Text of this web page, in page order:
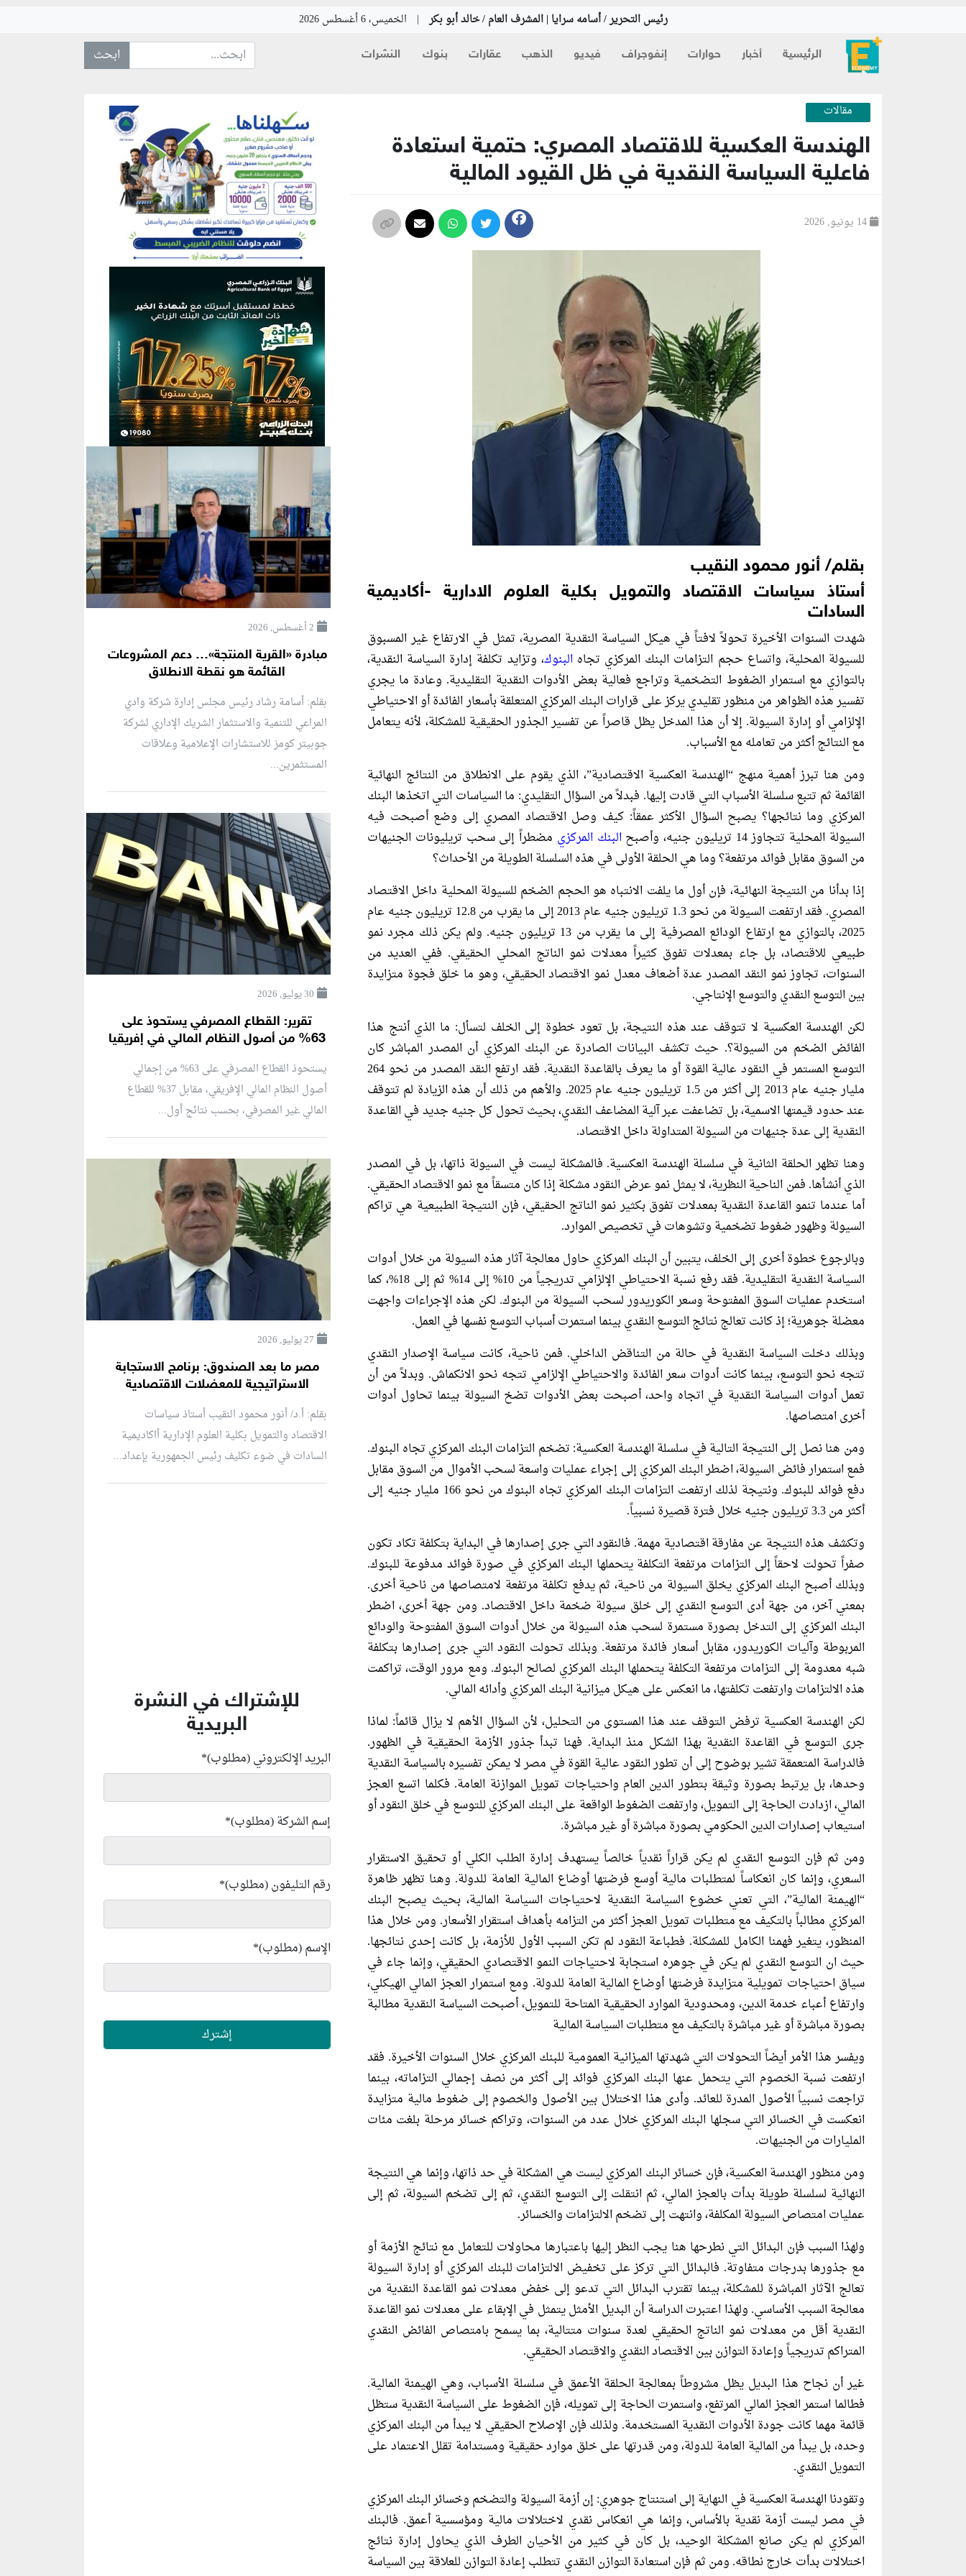
رئيس التحرير / أسامه سرايا | المشرف العام / خالد أبو بكر | الخميس، 6 أغسطس 2026
الرئيسية أخبار حوارات إنفوجراف فيديو الذهب عقارات بنوك النشرات ابحث عن... :
مقالات
الهندسة العكسية للاقتصاد المصري: حتمية استعادة
فاعلية السياسة النقدية في ظل القيود المالية
بقلم/ أنور محمود النقيب
أستاذ سياسات الاقتصاد والتمويل بكلية العلوم الادارية -أكاديمية
السادات
شهدت السنوات الأخيرة تحولاً لافتاً في هيكل السياسة النقدية المصرية، تمثل في الارتفاع غير المسبوق
للسيولة المحلية، واتساع حجم التزامات البنك المركزي تجاهالبنوك، وتزايد تكلفة إدارة السياسة النقدية،
بالتوازي مع استمرار الضغوط التضخمية وتراجع فعالية بعض الأدوات النقدية التقليدية. وعادة ما يجري
تفسير هذه الظواهر من منظور تقليدي يركز على قرارات البنك المركزي المتعلقة بأسعار الفائدة أو الاحتياطي
الإلزامي أو إدارة السيولة. إلا أن هذا المدخل يظل قاصراً عن تفسير الجذور الحقيقية للمشكلة، لأنه يتعامل
مع النتائج أكثر من تعامله مع الأسباب.
ومن هنا تبرز أهمية منهج “الهندسة العكسية الاقتصادية”، الذي يقوم على الانطلاق من النتائج النهائية
القائمة ثم تتبع سلسلة الأسباب التي قادت إليها. فبدلاً من السؤال التقليدي: ما السياسات التي اتخذها البنك
المركزي وما نتائجها؟ يصبح السؤال الأكثر عمقاً: كيف وصل الاقتصاد المصري إلى وضع أصبحت فيه
السيولة المحلية تتجاوز 14 تريليون جنيه، وأصبح
البنك المركزي مضطراً إلى سحب تريليونات الجنيهات
من السوق مقابل فوائد مرتفعة؟ وما هي الحلقة الأولى في هذه السلسلة الطويلة من الأحداث؟
إذا بدأنا من النتيجة النهائية، فإن أول ما يلفت الانتباه هو الحجم الضخم للسيولة المحلية داخل الاقتصاد
المصري. فقد ارتفعت السيولة من نحو 1.3 تريليون جنيه عام 2013 إلى ما يقرب من 12.8 تريليون جنيه عام
2025، بالتوازي مع ارتفاع الودائع المصرفية إلى ما يقرب من 13 تريليون جنيه. ولم يكن ذلك مجرد نمو
طبيعي للاقتصاد، بل جاء بمعدلات تفوق كثيراً معدلات نمو الناتج المحلي الحقيقي. ففي العديد من
السنوات، تجاوز نمو النقد المصدر عدة أضعاف معدل نمو الاقتصاد الحقيقي، وهو ما خلق فجوة متزايدة
بين التوسع النقدي والتوسع الإنتاجي.
لكن الهندسة العكسية لا تتوقف عند هذه النتيجة، بل تعود خطوة إلى الخلف لتسأل: ما الذي أنتج هذا
الفائض الضخم من السيولة؟. حيث تكشف البيانات الصادرة عن البنك المركزي أن المصدر المباشر كان
التوسع المستمر في النقود عالية القوة أو ما يعرف بالقاعدة النقدية. فقد ارتفع النقد المصدر من نحو 264
مليار جنيه عام 2013 إلى أكثر من 1.5 تريليون جنيه عام 2025. والأهم من ذلك أن هذه الزيادة لم تتوقف
عند حدود قيمتها الاسمية، بل تضاعفت عبر آلية المضاعف النقدي، بحيث تحول كل جنيه جديد في القاعدة
النقدية إلى عدة جنيهات من السيولة المتداولة داخل الاقتصاد.
وهنا تظهر الحلقة الثانية في سلسلة الهندسة العكسية. فالمشكلة ليست في السيولة ذاتها، بل في المصدر
الذي أنشأها. فمن الناحية النظرية، لا يمثل نمو عرض النقود مشكلة إذا كان متسقاً مع نمو الاقتصاد الحقيقي.
أما عندما تنمو القاعدة النقدية بمعدلات تفوق بكثير نمو الناتج الحقيقي، فإن النتيجة الطبيعية هي تراكم
السيولة وظهور ضغوط تضخمية وتشوهات في تخصيص الموارد.
وبالرجوع خطوة أخرى إلى الخلف، يتبين أن البنك المركزي حاول معالجة آثار هذه السيولة من خلال أدوات
السياسة النقدية التقليدية. فقد رفع نسبة الاحتياطي الإلزامي تدريجياً من 10% إلى 14% ثم إلى 18%، كما
استخدم عمليات السوق المفتوحة وسعر الكوريدور لسحب السيولة من البنوك. لكن هذه الإجراءات واجهت
معضلة جوهرية؛ إذ كانت تعالج نتائج التوسع النقدي بينما استمرت أسباب التوسع نفسها في العمل.
وبذلك دخلت السياسة النقدية في حالة من التناقض الداخلي. فمن ناحية، كانت سياسة الإصدار النقدي
تتجه نحو التوسع، بينما كانت أدوات سعر الفائدة والاحتياطي الإلزامي تتجه نحو الانكماش. وبدلاً من أن
تعمل أدوات السياسة النقدية في اتجاه واحد، أصبحت بعض الأدوات تضخ السيولة بينما تحاول أدوات
أخرى امتصاصها.
ومن هنا نصل إلى النتيجة التالية في سلسلة الهندسة العكسية: تضخم التزامات البنك المركزي تجاه البنوك.
فمع استمرار فائض السيولة، اضطر البنك المركزي إلى إجراء عمليات واسعة لسحب الأموال من السوق مقابل
دفع فوائد للبنوك. ونتيجة لذلك ارتفعت التزامات البنك المركزي تجاه البنوك من نحو 166 مليار جنيه إلى
أكثر من 3.3 تريليون جنيه خلال فترة قصيرة نسبياً.
وتكشف هذه النتيجة عن مفارقة اقتصادية مهمة. فالنقود التي جرى إصدارها في البداية بتكلفة تكاد تكون
صفراً تحولت لاحقاً إلى التزامات مرتفعة التكلفة يتحملها البنك المركزي في صورة فوائد مدفوعة للبنوك.
وبذلك أصبح البنك المركزي يخلق السيولة من ناحية، ثم يدفع تكلفة مرتفعة لامتصاصها من ناحية أخرى.
بمعني آخر، من جهة أدى التوسع النقدي إلى خلق سيولة ضخمة داخل الاقتصاد. ومن جهة أخرى، اضطر
البنك المركزي إلى التدخل بصورة مستمرة لسحب هذه السيولة من خلال أدوات السوق المفتوحة والودائع
المربوطة وآليات الكوريدور، مقابل أسعار فائدة مرتفعة. وبذلك تحولت النقود التي جرى إصدارها بتكلفة
شبه معدومة إلى التزامات مرتفعة التكلفة يتحملها البنك المركزي لصالح البنوك. ومع مرور الوقت، تراكمت
هذه الالتزامات وارتفعت تكلفتها، ما انعكس على هيكل ميزانية البنك المركزي وأدائه المالي.
لكن الهندسة العكسية ترفض التوقف عند هذا المستوى من التحليل، لأن السؤال الأهم لا يزال قائماً: لماذا
جرى التوسع في القاعدة النقدية بهذا الشكل منذ البداية. فهنا تبدأ جذور الأزمة الحقيقية في الظهور.
فالدراسة المتعمقة تشير بوضوح إلى أن تطور النقود عالية القوة في مصر لا يمكن تفسيره بالسياسة النقدية
وحدها، بل يرتبط بصورة وثيقة بتطور الدين العام واحتياجات تمويل الموازنة العامة. فكلما اتسع العجز
المالي، ازدادت الحاجة إلى التمويل، وارتفعت الضغوط الواقعة على البنك المركزي للتوسع في خلق النقود أو
استيعاب إصدارات الدين الحكومي بصورة مباشرة أو غير مباشرة.
ومن ثم فإن التوسع النقدي لم يكن قراراً نقدياً خالصاً يستهدف إدارة الطلب الكلي أو تحقيق الاستقرار
السعري، وإنما كان انعكاساً لمتطلبات مالية أوسع فرضتها أوضاع المالية العامة للدولة. وهنا تظهر ظاهرة
“الهيمنة المالية”، التي تعني خضوع السياسة النقدية لاحتياجات السياسة المالية، بحيث يصبح البنك
المركزي مطالباً بالتكيف مع متطلبات تمويل العجز أكثر من التزامه بأهداف استقرار الأسعار. ومن خلال هذا
المنظور، يتغير فهمنا الكامل للمشكلة. فطباعة النقود لم تكن السبب الأول للأزمة، بل كانت إحدى نتائجها.
حيث ان التوسع النقدي لم يكن في جوهره استجابة لاحتياجات النمو الاقتصادي الحقيقي، وإنما جاء في
سياق احتياجات تمويلية متزايدة فرضتها أوضاع المالية العامة للدولة. ومع استمرار العجز المالي الهيكلي،
وارتفاع أعباء خدمة الدين، ومحدودية الموارد الحقيقية المتاحة للتمويل، أصبحت السياسة النقدية مطالبة
بصورة مباشرة أو غير مباشرة بالتكيف مع متطلبات السياسة المالية
ويفسر هذا الأمر أيضاً التحولات التي شهدتها الميزانية العمومية للبنك المركزي خلال السنوات الأخيرة. فقد
ارتفعت نسبة الخصوم التي يتحمل عنها البنك المركزي فوائد إلى أكثر من نصف إجمالي التزاماته، بينما
تراجعت نسبياً الأصول المدرة للعائد. وأدى هذا الاختلال بين الأصول والخصوم إلى ضغوط مالية متزايدة
انعكست في الخسائر التي سجلها البنك المركزي خلال عدد من السنوات، وتراكم خسائر مرحلة بلغت مئات
المليارات من الجنيهات.
ومن منظور الهندسة العكسية، فإن خسائر البنك المركزي ليست هي المشكلة في حد ذاتها، وإنما هي النتيجة
النهائية لسلسلة طويلة بدأت بالعجز المالي، ثم انتقلت إلى التوسع النقدي، ثم إلى تضخم السيولة، ثم إلى
عمليات امتصاص السيولة المكلفة، وانتهت إلى تضخم الالتزامات والخسائر.
ولهذا السبب فإن البدائل التي نطرحها هنا يجب النظر إليها باعتبارها محاولات للتعامل مع نتائج الأزمة أو
مع جذورها بدرجات متفاوتة. فالبدائل التي تركز على تخفيض الالتزامات للبنك المركزي أو إدارة السيولة
تعالج الآثار المباشرة للمشكلة، بينما تقترب البدائل التي تدعو إلى خفض معدلات نمو القاعدة النقدية من
معالجة السبب الأساسي. ولهذا اعتبرت الدراسة أن البديل الأمثل يتمثل في الإبقاء على معدلات نمو القاعدة
النقدية أقل من معدلات نمو الناتج الحقيقي لعدة سنوات متتالية، بما يسمح بامتصاص الفائض النقدي
المتراكم تدريجياً وإعادة التوازن بين الاقتصاد النقدي والاقتصاد الحقيقي.
غير أن نجاح هذا البديل يظل مشروطاً بمعالجة الحلقة الأعمق في سلسلة الأسباب، وهي الهيمنة المالية.
فطالما استمر العجز المالي المرتفع، واستمرت الحاجة إلى تمويله، فإن الضغوط على السياسة النقدية ستظل
قائمة مهما كانت جودة الأدوات النقدية المستخدمة. ولذلك فإن الإصلاح الحقيقي لا يبدأ من البنك المركزي
وحده، بل يبدأ من المالية العامة للدولة، ومن قدرتها على خلق موارد حقيقية ومستدامة تقلل الاعتماد على
التمويل النقدي.
وتقودنا الهندسة العكسية في النهاية إلى استنتاج جوهري: إن أزمة السيولة والتضخم وخسائر البنك المركزي
في مصر ليست أزمة نقدية بالأساس، وإنما هي انعكاس نقدي لاختلالات مالية ومؤسسية أعمق. فالبنك
المركزي لم يكن صانع المشكلة الوحيد، بل كان في كثير من الأحيان الطرف الذي يحاول إدارة نتائج
اختلالات بدأت خارج نطاقه. ومن ثم فإن استعادة التوازن النقدي تتطلب إعادة التوازن للعلاقة بين السياسة
منطقة إعلانية
منطقة إعلانية
2 أغسطس, 2026
مبادرة «القرية المنتجة»… دعم المشروعات
القائمة هو نقطة الانطلاق
بقلم: أسامة رشاد رئيس مجلس إدارة شركة وادي
المراعي للتنمية والاستثمار الشريك الإداري لشركة
جوبيتر كومز للاستشارات الإعلامية وعلاقات
المستثمرين...
30 يوليو, 2026
تقرير: القطاع المصرفي يستحوذ على
63% من أصول النظام المالي في إفريقيا
يستحوذ القطاع المصرفي على 63% من إجمالي
أصول النظام المالي الإفريقي، مقابل 37% للقطاع
المالي غير المصرفي، بحسب نتائج أول...
27 يوليو, 2026
مصر ما بعد الصندوق: برنامج الاستجابة
الاستراتيجية للمعضلات الاقتصادية
بقلم: أ.د/ أنور محمود النقيب أستاذ سياسات
الاقتصاد والتمويل بكلية العلوم الإدارية أاكاديمية
السادات في ضوء تكليف رئيس الجمهورية بإعداد...
للإشتراك في النشرة
البريدية
البريد الإلكتروني (مطلوب)*
إسم الشركة (مطلوب)*
رقم التليفون (مطلوب)*
الإسم (مطلوب)*